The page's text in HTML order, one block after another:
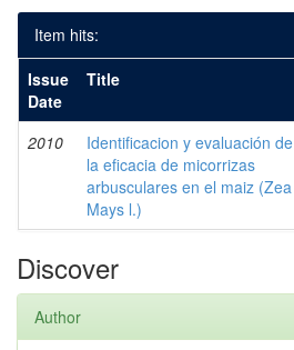
Item hits:
Issue
Date
Title
2010
Identificacion y evaluación de
la eficacia de micorrizas
arbusculares en el maiz (Zea
Mays l.)
Discover
Author